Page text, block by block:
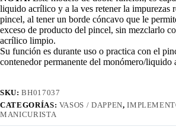
liquido acrílico y a la ves retener la impurezas
pincel, al tener un borde cóncavo que le
exceso de producto del pincel, sin mezclarlo
acrílico limpio.
Su función es durante uso o practica con el
contenedor permanente del monómero/liquido
SKU:BH017037
CATEGORÍAS: VASOS / DAPPEN,
MANICURISTA